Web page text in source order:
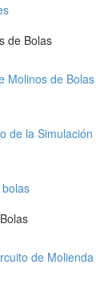
de Bolas
Molinos de Bolas
de la Simulación
de Molienda